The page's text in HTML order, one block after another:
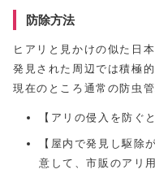
防除方法
ヒアリと見かけの似た日
発見された周辺では積極
現在のところ通常の防虫
【アリの侵入を防ぐ
【屋内で発見し駆除
意して、市販のアリ